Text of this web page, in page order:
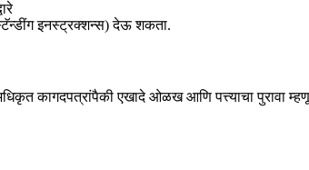
इनस्ट्रक्शन्स) देऊ शकता.
कागदपत्रांपैकी एखादे ओळख आणि पत्त्याचा